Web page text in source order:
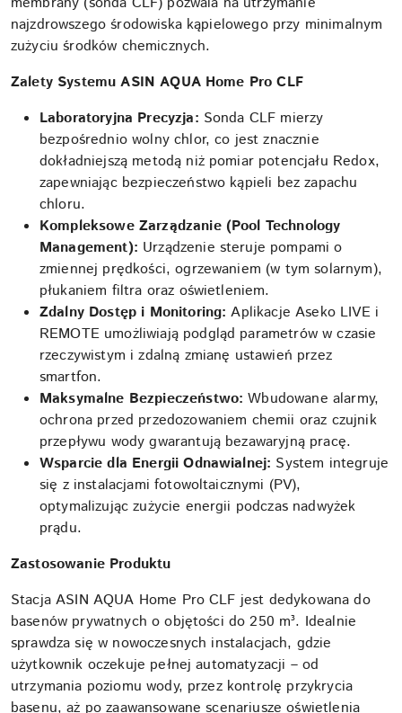
najzdrowszego środowiska kąpielowego przy minimalnym
zużyciu środków chemicznych.
Zalety Systemu ASIN AQUA Home Pro CLF
Laboratoryjna Precyzja: Sonda CLF mierzy
bezpośrednio wolny chlor, co jest znacznie
dokładniejszą metodą niż pomiar potencjału Redox,
zapewniając bezpieczeństwo kąpieli bez zapachu
chloru.
Kompleksowe Zarządzanie (Pool Technology
Management): Urządzenie steruje pompami o
zmiennej prędkości, ogrzewaniem (w tym solarnym),
płukaniem filtra oraz oświetleniem.
Zdalny Dostęp i Monitoring: Aplikacje Aseko LIVE i
REMOTE umożliwiają podgląd parametrów w czasie
rzeczywistym i zdalną zmianę ustawień przez
smartfon.
Maksymalne Bezpieczeństwo: Wbudowane alarmy,
ochrona przed przedozowaniem chemii oraz czujnik
przepływu wody gwarantują bezawaryjną pracę.
Wsparcie dla Energii Odnawialnej: System integruje
się z instalacjami fotowoltaicznymi (PV),
optymalizując zużycie energii podczas nadwyżek
prądu.
Zastosowanie Produktu
Stacja ASIN AQUA Home Pro CLF jest dedykowana do
basenów prywatnych o objętości do 250 m³. Idealnie
sprawdza się w nowoczesnych instalacjach, gdzie
użytkownik oczekuje pełnej automatyzacji – od
utrzymania poziomu wody, przez kontrolę przykrycia
basenu, aż po zaawansowane scenariusze oświetlenia